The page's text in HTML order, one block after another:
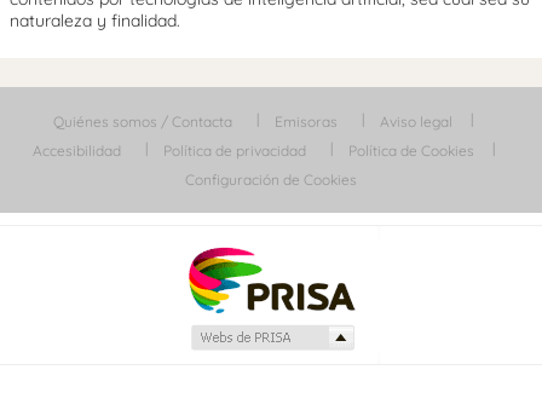
naturaleza y finalidad.
Quiénes somos / Contacta Emisoras
Aviso legal
Accesibilidad
Política de privacidad
Política de Cookies
Configuración de Cookies